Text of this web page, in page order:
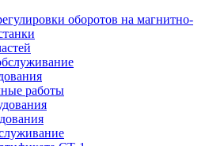
оборотов на магнитно-
работы